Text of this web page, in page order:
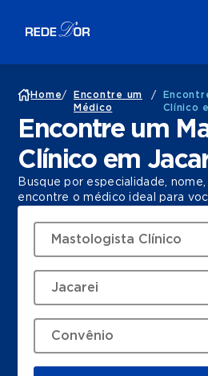
Home/
Encontre um
Médico
/
Clínico
Encontre um
Clínico em
Busque por especialidade,
encontre o médico ideal para